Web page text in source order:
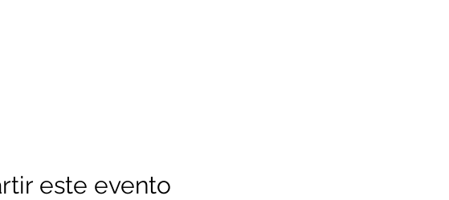
este evento